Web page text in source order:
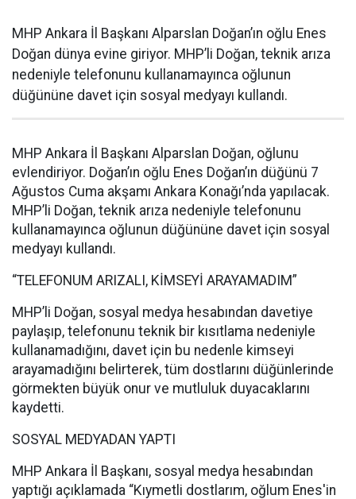
MHP Ankara İl Başkanı Alparslan Doğan’ın oğlu Enes
Doğan dünya evine giriyor. MHP’li Doğan, teknik arıza
nedeniyle telefonunu kullanamayınca oğlunun
düğününe davet için sosyal medyayı kullandı.
MHP Ankara İl Başkanı Alparslan Doğan, oğlunu
evlendiriyor. Doğan’ın oğlu Enes Doğan’ın düğünü 7
Ağustos Cuma akşamı Ankara Konağı’nda yapılacak.
MHP’li Doğan, teknik arıza nedeniyle telefonunu
kullanamayınca oğlunun düğününe davet için sosyal
medyayı kullandı.
“TELEFONUM ARIZALI, KİMSEYİ ARAYAMADIM”
MHP’li Doğan, sosyal medya hesabından davetiye
paylaşıp, telefonunu teknik bir kısıtlama nedeniyle
kullanamadığını, davet için bu nedenle kimseyi
arayamadığını belirterek, tüm dostlarını düğünlerinde
görmekten büyük onur ve mutluluk duyacaklarını
kaydetti.
SOSYAL MEDYADAN YAPTI
MHP Ankara İl Başkanı, sosyal medya hesabından
yaptığı açıklamada “Kıymetli dostlarım, oğlum Enes'in